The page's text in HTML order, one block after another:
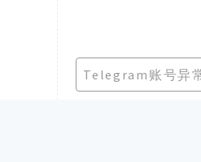
Telegram账号异